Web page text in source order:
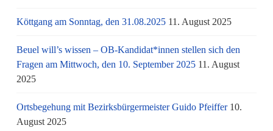
Köttgang am Sonntag, den 31.08.2025 11. August 2025
Beuel will’s wissen – OB-Kandidat*innen stellen sich den
Fragen am Mittwoch, den 10. September 2025 11. August
2025
Ortsbegehung mit Bezirksbürgermeister Guido Pfeiffer 10.
August 2025